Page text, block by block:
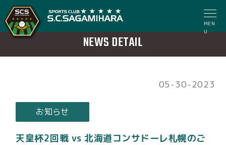
MEN
U
NEWS DETAIL
05-30-2023
お知らせ
天皇杯2回戦 vs 北海道コンサドーレ札幌のご